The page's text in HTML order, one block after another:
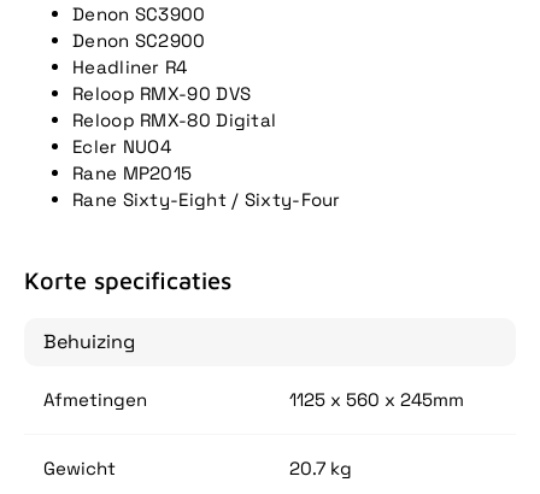
Denon SC3900
Denon SC2900
Headliner R4
Reloop RMX-90 DVS
Reloop RMX-80 Digital
Ecler NUO4
Rane MP2015
Rane Sixty-Eight / Sixty-Four
Korte specificaties
Behuizing
Afmetingen 1125 x 560 x 245mm
Gewicht 20.7 kg